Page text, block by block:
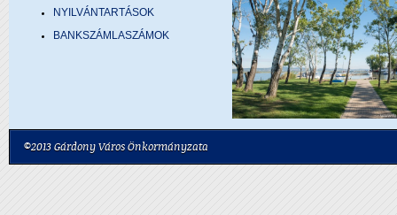
NYILVÁNTARTÁSOK
BANKSZÁMLASZÁMOK
©2013 Gárdony Város Önkormányzata